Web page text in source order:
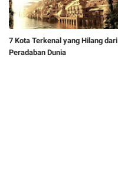
7 Kota Terkenal yang Hilang dari
Peradaban Dunia